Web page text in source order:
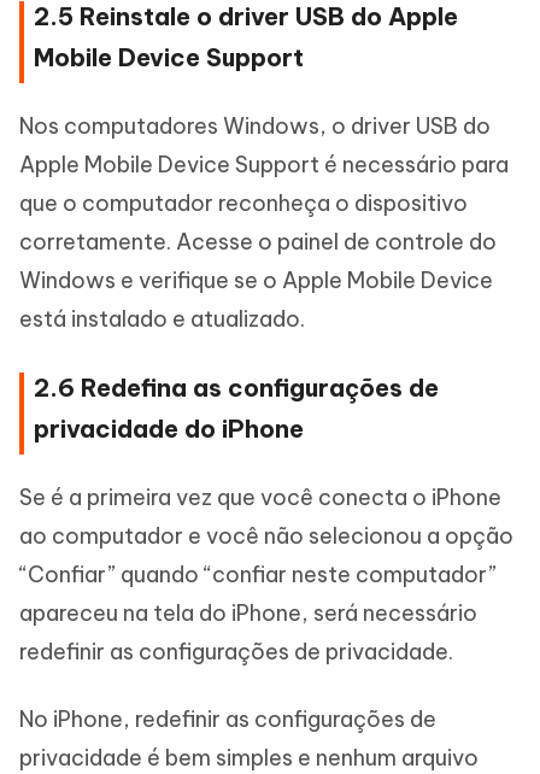
2.5 Reinstale o driver USB do Apple
Mobile Device Support
Nos computadores Windows, o driver USB do
Apple Mobile Device Support é necessário para
que o computador reconheça o dispositivo
corretamente. Acesse o painel de controle do
Windows e verifique se o Apple Mobile Device
está instalado e atualizado.
2.6 Redefina as configurações de
privacidade do iPhone
Se é a primeira vez que você conecta o iPhone
ao computador e você não selecionou a opção
“Confiar” quando “confiar neste computador”
apareceu na tela do iPhone, será necessário
redefinir as configurações de privacidade.
No iPhone, redefinir as configurações de
privacidade é bem simples e nenhum arquivo